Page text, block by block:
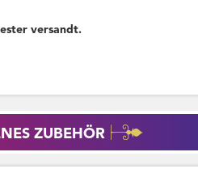
versandt.
ZUBEHÖR